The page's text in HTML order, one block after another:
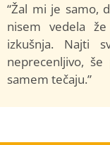
“Žal mi je samo,
nisem vedela
izkušnja. Najti
neprecenljivo,
samem tečaju.”